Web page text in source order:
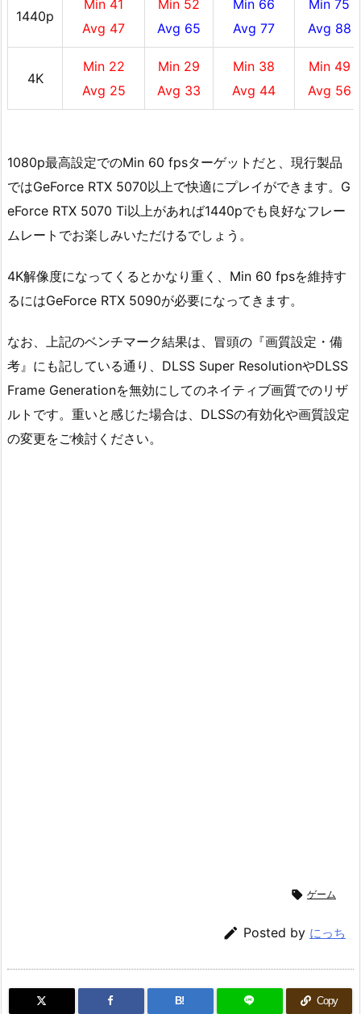
1440p
Min 41
Avg 47
Min 52
Avg 65
Min 66
Avg 77
Min 75
Avg 88
4K
Min 22
Avg 25
Min 29
Avg 33
Min 38
Avg 44
Min 49
Avg 56
1080p最高設定でのMin 60 fpsターゲットだと、現行製品
ではGeForce RTX 5070以上で快適にプレイができます。G
eForce RTX 5070 Ti以上があれば1440pでも良好なフレー
ムレートでお楽しみいただけるでしょう。
4K解像度になってくるとかなり重く、Min 60 fpsを維持す
るにはGeForce RTX 5090が必要になってきます。
なお、上記のベンチマーク結果は、冒頭の『画質設定・備
考』にも記している通り、DLSS Super ResolutionやDLSS
Frame Generationを無効にしてのネイティブ画質でのリザ
ルトです。重いと感じた場合は、DLSSの有効化や画質設定
の変更をご検討ください。
 ゲーム
 Posted by にっち
B! Copy